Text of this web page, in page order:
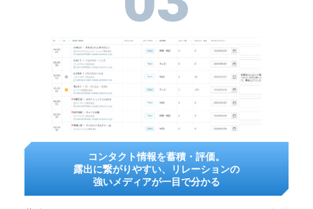
コンタクト情報を蓄積・評価。
露出に繋がりやすい、リレーションの
強いメディアが一目で分かる